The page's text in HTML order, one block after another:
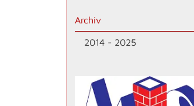
Archiv
2014 - 2025